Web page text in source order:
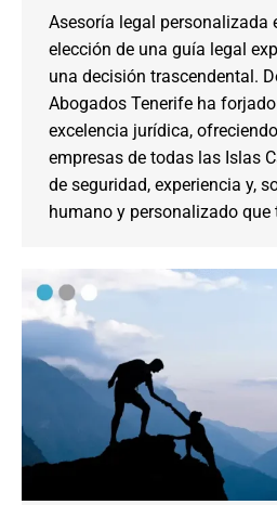
Asesoría legal personalizada
elección de una guía legal
una decisión trascendental.
Abogados Tenerife ha
excelencia jurídica,
empresas de todas las Islas
de seguridad, experiencia y,
humano y personalizado que